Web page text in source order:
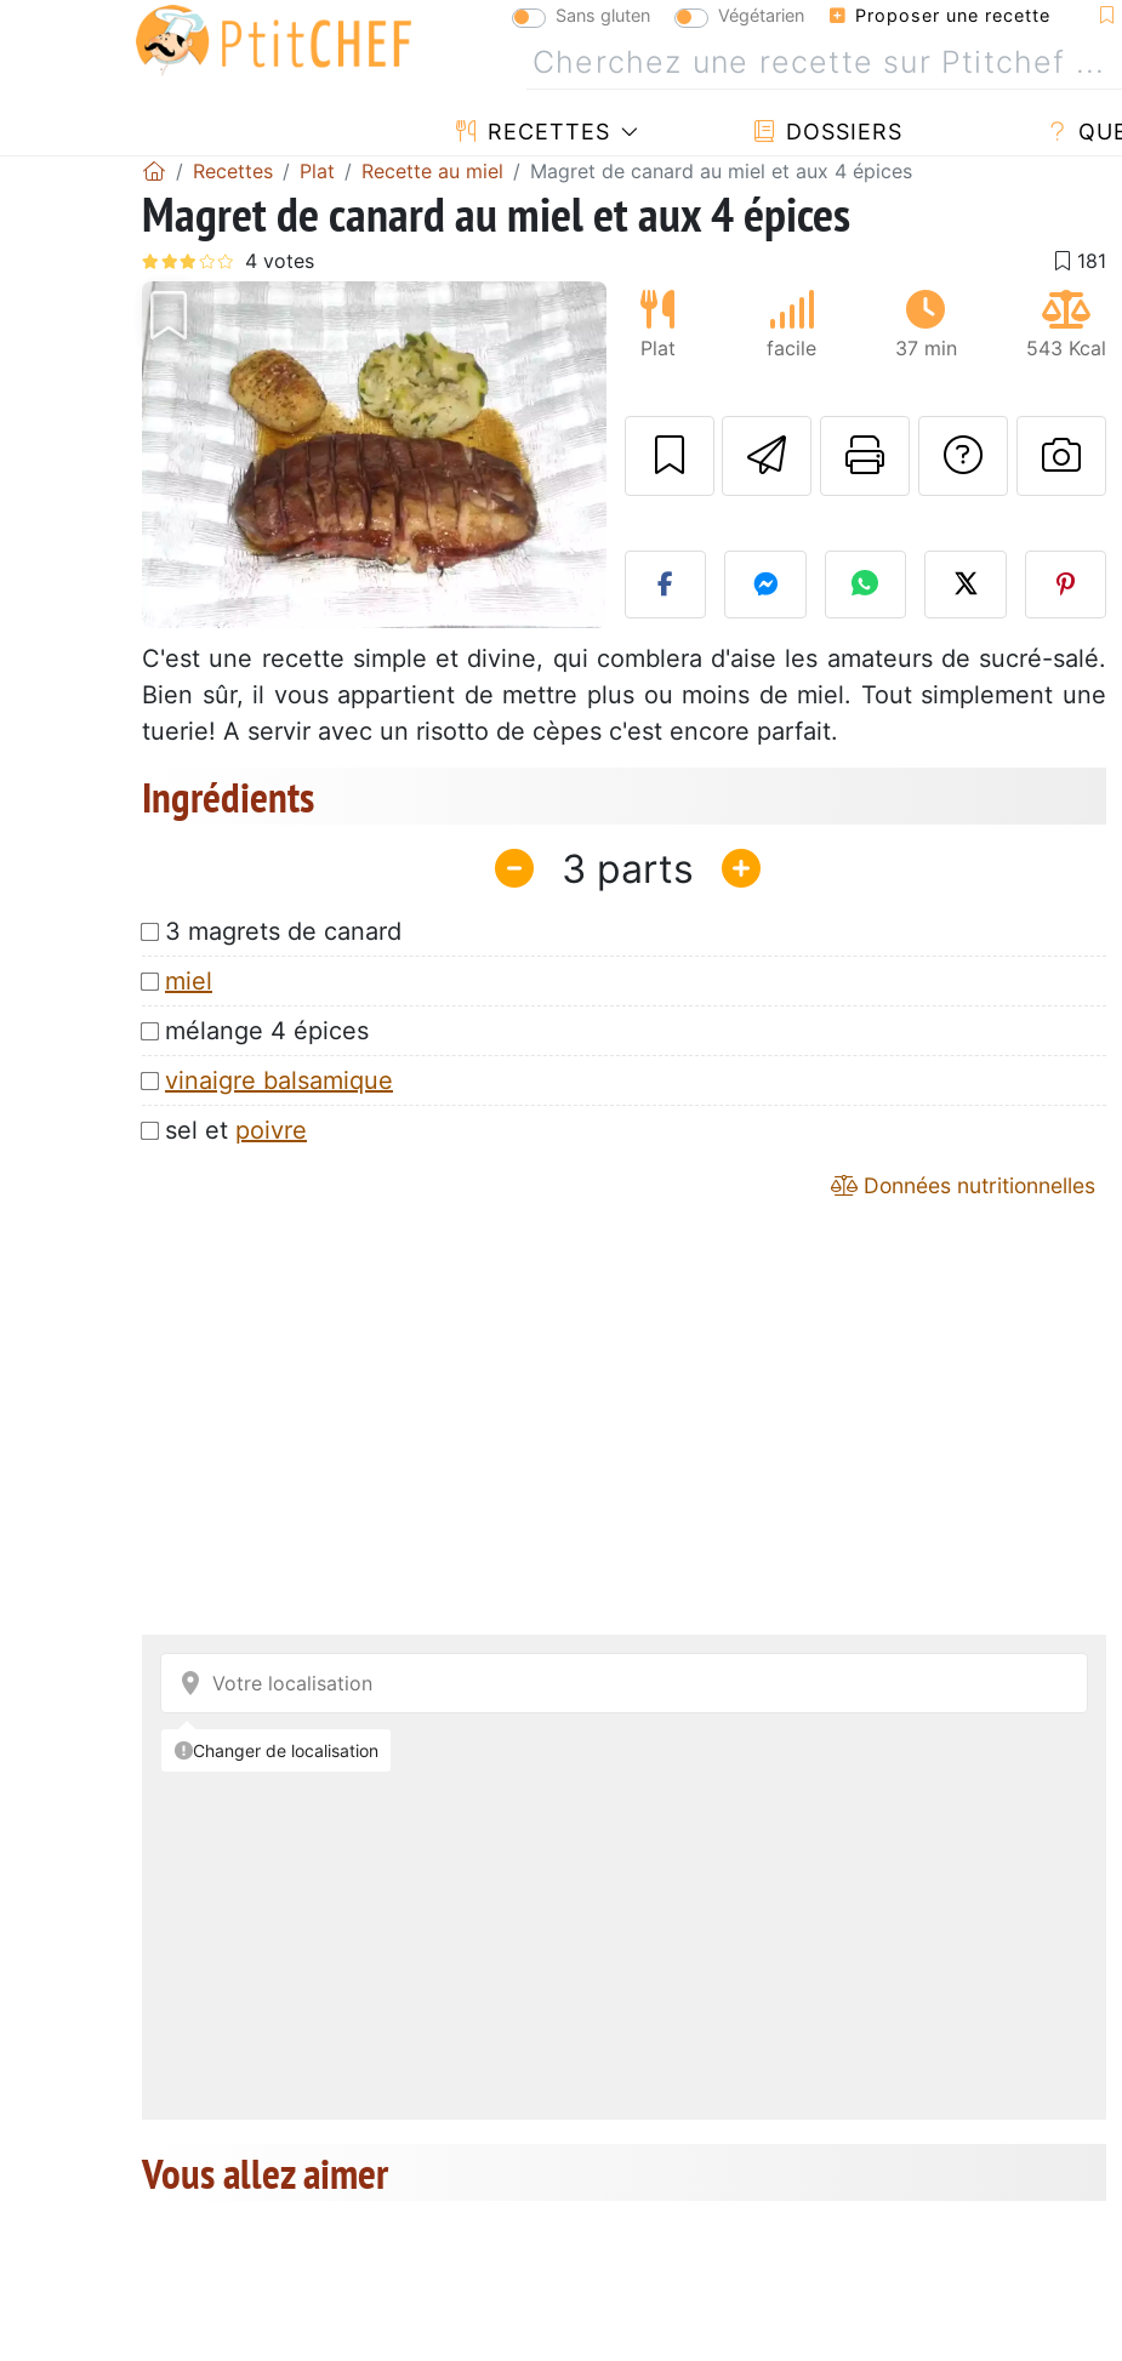
Sans gluten Végétarien Proposer une recette
RECETTES DOSSIERS
Recettes Plat Recette au miel Magret de canard au miel et aux 4 épices
Magret de canard au miel et aux 4 épices
Précédent Suivant
Plat facile 37 min 543 Kcal
Envoyer cette
ImprimerPoser
C'est une recette simple et divine, qui comblera d'aise les amateurs de sucré-salé.
Bien sûr, il vous appartient de mettre plus ou moins de miel. Tout simplement une
tuerie! A servir avec un risotto de cèpes c'est encore parfait.
Ingrédients
3
3 magrets de canard
miel
mélange 4 épices
vinaigre balsamique
sel et poivre
Données nutritionnelles
Vous allez aimer